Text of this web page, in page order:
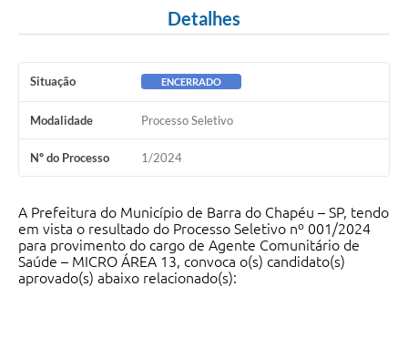
Detalhes
Situação ENCERRADO
Modalidade Processo Seletivo
Nº do Processo 1/2024
A Prefeitura do Município de Barra do Chapéu – SP, tendo
em vista o resultado do Processo Seletivo nº 001/2024
para provimento do cargo de Agente Comunitário de
Saúde – MICRO ÁREA 13, convoca o(s) candidato(s)
aprovado(s) abaixo relacionado(s):